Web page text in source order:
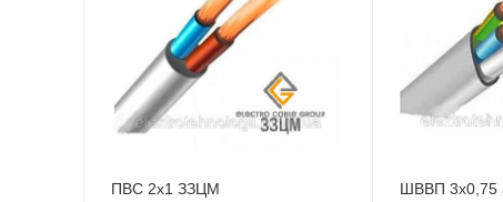
ПВС 2х1 ЗЗЦМ ШВВП 3х0,75